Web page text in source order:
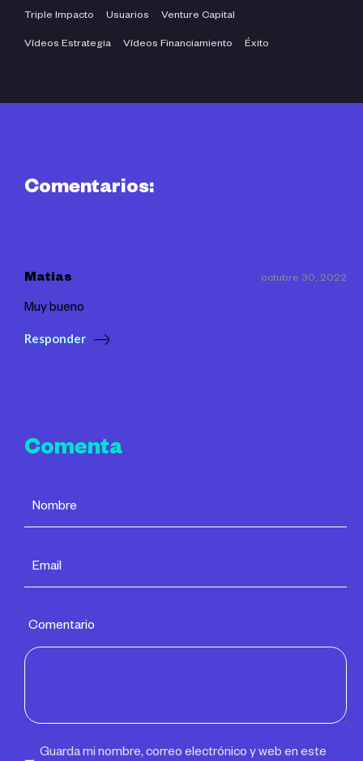
Triple Impacto Usuarios Venture Capital
Vídeos Estrategia Vídeos Financiamiento Éxito
Comentarios:
Matias octubre 30, 2022
Muy bueno
Responder
Comenta
Comentario
Guarda mi nombre, correo electrónico y web en este